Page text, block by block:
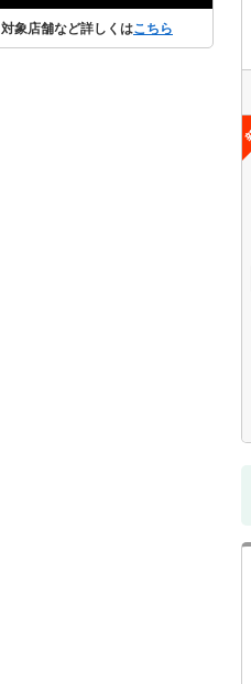
対象店舗など詳しくはこちら